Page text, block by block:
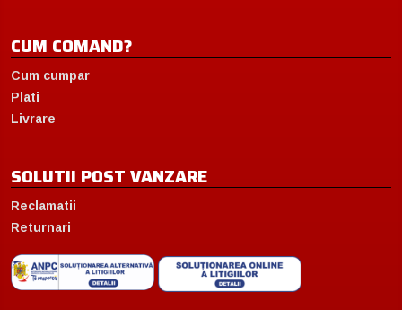
CUM COMAND?
Cum cumpar
Plati
Livrare
SOLUTII POST VANZARE
Reclamatii
Returnari